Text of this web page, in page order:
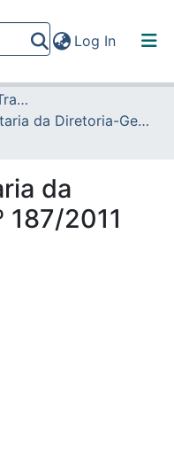
Log In(current)
Tribunal Regional do Trabalho da 16ª Região
Portaria da Diretoria-Geral
da
187/2011